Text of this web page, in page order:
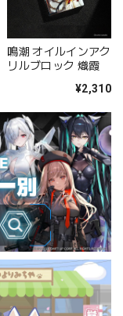
鳴潮 オイルインアク
リルブロック 熾霞
¥2,310